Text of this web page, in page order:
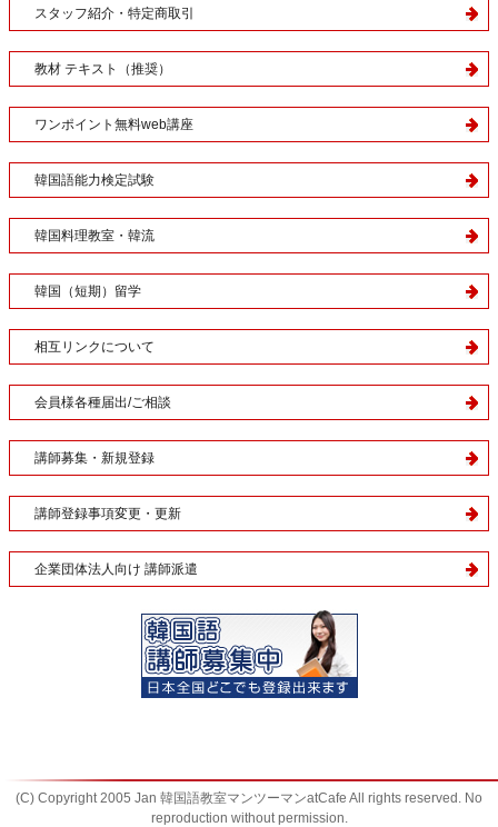
スタッフ紹介・特定商取引
教材 テキスト（推奨）
ワンポイント無料web講座
韓国語能力検定試験
韓国料理教室・韓流
韓国（短期）留学
相互リンクについて
会員様各種届出/ご相談
講師募集・新規登録
講師登録事項変更・更新
企業団体法人向け 講師派遣
(C) Copyright 2005 Jan 韓国語教室マンツーマンatCafe All rights reserved. No
reproduction without permission.